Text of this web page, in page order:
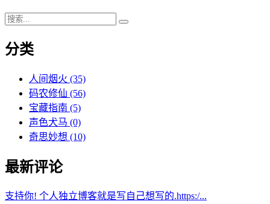
分类
人间烟火 (35)
码农修仙 (56)
宝藏指南 (5)
声色犬马 (0)
奇思妙想 (10)
最新评论
支持你! 个人独立博客就是写自己想写的.https:/...